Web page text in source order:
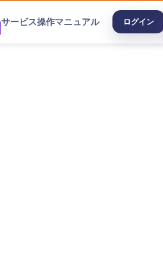
サービス操作マニュアル ログイン